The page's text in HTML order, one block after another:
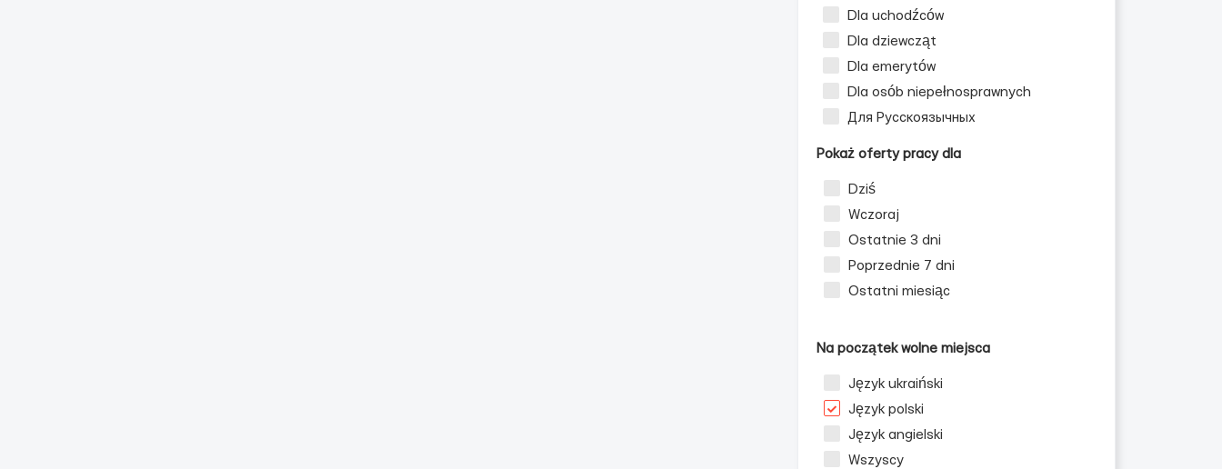
Dla uchodźców
Dla dziewcząt
Dla emerytów
Dla osób niepełnosprawnych
Для Русскоязычных
Pokaż oferty pracy dla
Dziś
Wczoraj
Ostatnie 3 dni
Poprzednie 7 dni
Ostatni miesiąc
Na początek wolne miejsca
Język ukraiński
Język polski
Język angielski
Wszyscy